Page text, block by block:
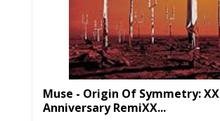
Muse - Origin Of Symmetry: XX
Anniversary RemiXX...